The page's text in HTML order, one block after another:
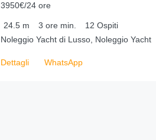
3950€/24 ore
24.5 m 3 ore min. 12 Ospiti
Noleggio Yacht di Lusso, Noleggio Yacht
Dettagli WhatsApp